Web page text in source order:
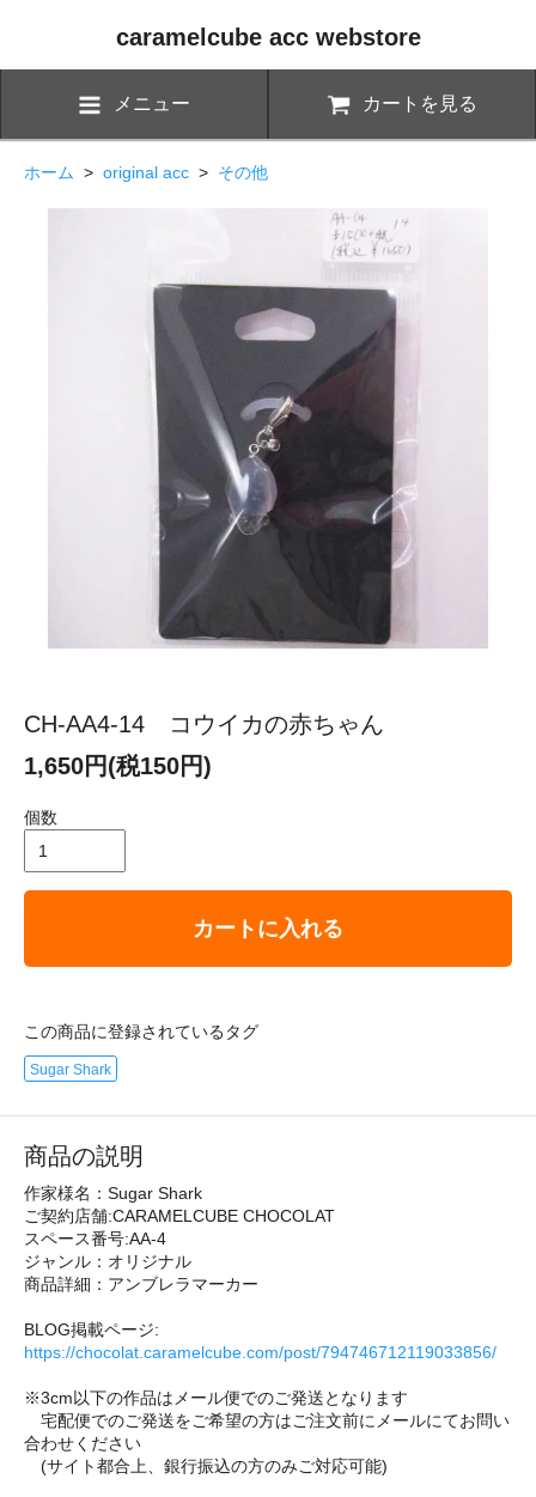
caramelcube acc webstore
メニュー カートを見る
ホーム > original acc > その他
CH-AA4-14 コウイカの赤ちゃん
1,650円(税150円)
個数
カートに入れる
この商品に登録されているタグ
Sugar Shark
商品の説明
作家様名：Sugar Shark
ご契約店舗:CARAMELCUBE CHOCOLAT
スペース番号:AA-4
ジャンル：オリジナル
商品詳細：アンブレラマーカー
BLOG掲載ページ:
https://chocolat.caramelcube.com/post/794746712119033856/
※3cm以下の作品はメール便でのご発送となります
宅配便でのご発送をご希望の方はご注文前にメールにてお問い
合わせください
(サイト都合上、銀行振込の方のみご対応可能)